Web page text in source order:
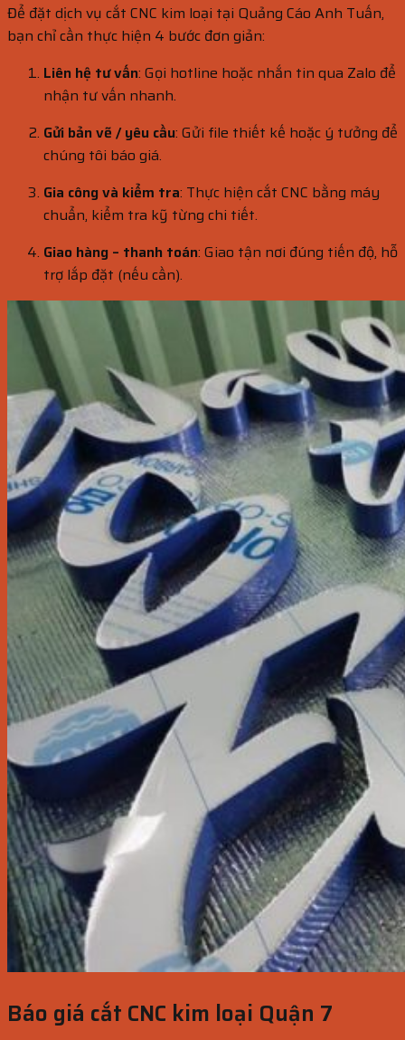
Để đặt dịch vụ cắt CNC kim loại tại Quảng Cáo Anh Tuấn,
bạn chỉ cần thực hiện 4 bước đơn giản:
Liên hệ tư vấn: Gọi hotline hoặc nhắn tin qua Zalo để
nhận tư vấn nhanh.
Gửi bản vẽ / yêu cầu: Gửi file thiết kế hoặc ý tưởng để
chúng tôi báo giá.
Gia công và kiểm tra: Thực hiện cắt CNC bằng máy
chuẩn, kiểm tra kỹ từng chi tiết.
Giao hàng – thanh toán: Giao tận nơi đúng tiến độ, hỗ
trợ lắp đặt (nếu cần).
Báo giá cắt CNC kim loại Quận 7